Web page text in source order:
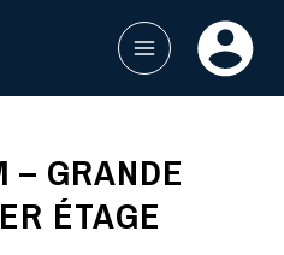
MAIN
– GRANDE
ÉTAGE